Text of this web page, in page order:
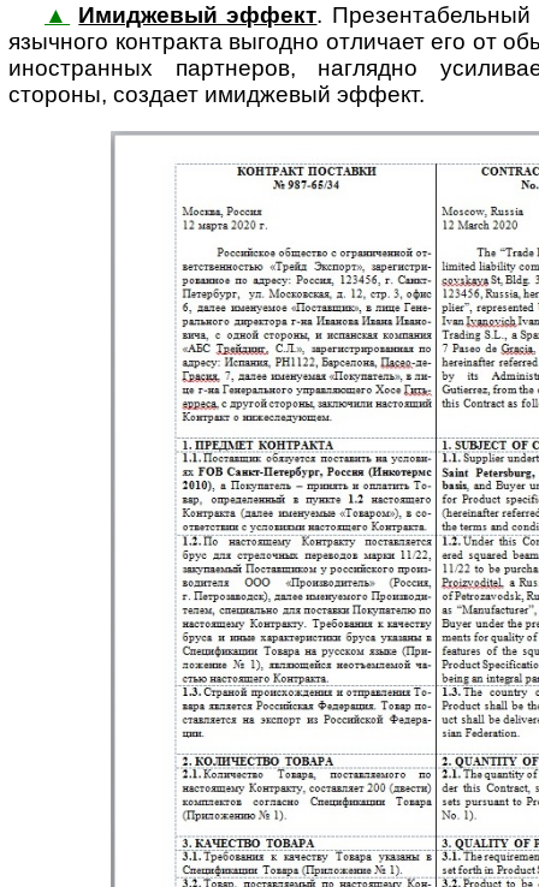
▲ Имиджевый эффект. Презентабельный
языч­но­го контракта выгодно отличает его от
иностранных партнеров, наглядно
стороны, создает имиджевый эффект.